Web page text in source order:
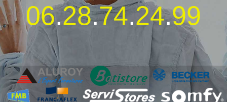
06.28.74.24.99